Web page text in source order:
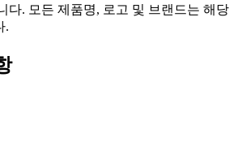
다. 모든 제품명, 로고 및 브랜드는 해당
.